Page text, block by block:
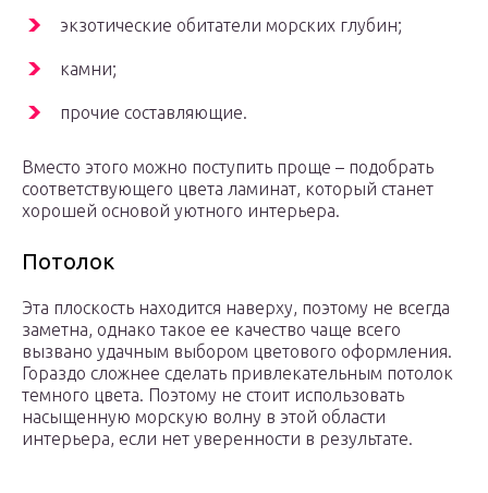
экзотические обитатели морских глубин;
камни;
прочие составляющие.
Вместо этого можно поступить проще – подобрать
соответствующего цвета ламинат, который станет
хорошей основой уютного интерьера.
Потолок
Эта плоскость находится наверху, поэтому не всегда
заметна, однако такое ее качество чаще всего
вызвано удачным выбором цветового оформления.
Гораздо сложнее сделать привлекательным потолок
темного цвета. Поэтому не стоит использовать
насыщенную морскую волну в этой области
интерьера, если нет уверенности в результате.